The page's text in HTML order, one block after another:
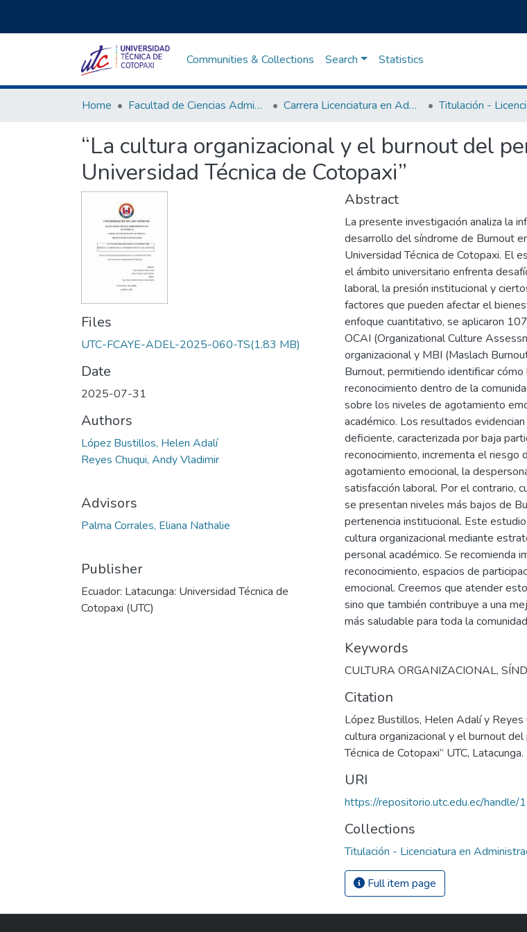
Communities & Collections Search Statistics
Home Facultad de Ciencias Administrativas y Económicas Carrera Licenciatura en Administración de Empresas
“La cultura organizacional y el burnout del
Universidad Técnica de Cotopaxi”
Files
UTC-FCAYE-ADEL-2025-060-TS(1.83 MB)
Date
2025-07-31
Authors
López Bustillos, Helen Adalí
Reyes Chuqui, Andy Vladimir
Advisors
Palma Corrales, Eliana Nathalie
Publisher
Ecuador: Latacunga: Universidad Técnica de
Cotopaxi (UTC)
Abstract
La presente investigación analiza la
desarrollo del síndrome de Burnout
Universidad Técnica de Cotopaxi. El
el ámbito universitario enfrenta
laboral, la presión institucional y
factores que pueden afectar el
enfoque cuantitativo, se aplicaron
OCAI (Organizational Culture
organizacional y MBI (Maslach
Burnout, permitiendo identificar
reconocimiento dentro de la
sobre los niveles de agotamiento
académico. Los resultados
deficiente, caracterizada por baja
reconocimiento, incrementa el
agotamiento emocional, la
satisfacción laboral. Por el contrario,
se presentan niveles más bajos de
pertenencia institucional. Este
cultura organizacional mediante
personal académico. Se recomienda
reconocimiento, espacios de
emocional. Creemos que atender
sino que también contribuye a una
más saludable para toda la
Keywords
CULTURA ORGANIZACIONAL,
Citation
López Bustillos, Helen Adalí y
cultura organizacional y el burnout
Técnica de Cotopaxi” UTC,
URI
https://repositorio.utc.edu.ec/
Collections
Titulación - Licenciatura en
Full item page